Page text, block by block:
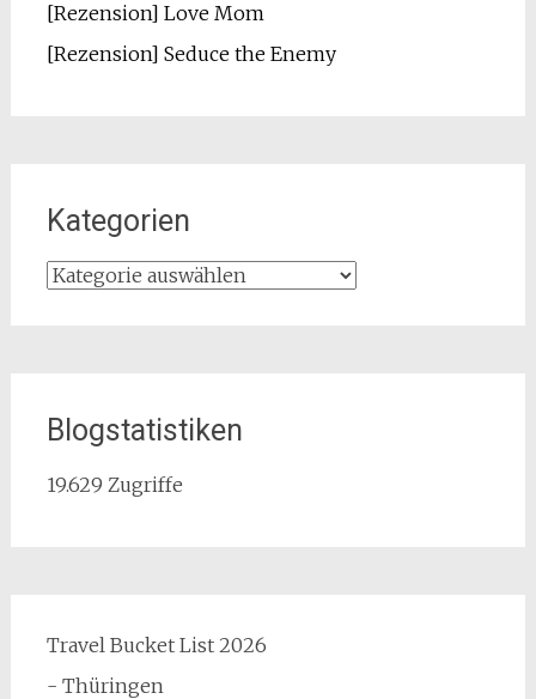
[Rezension] Love Mom
[Rezension] Seduce the Enemy
Kategorien
Kategorien
Blogstatistiken
19.629 Zugriffe
Travel Bucket List 2026
- Thüringen